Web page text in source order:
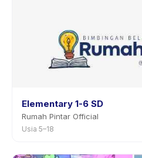
Elementary 1-6 SD
Rumah Pintar Official
Usia 5–18